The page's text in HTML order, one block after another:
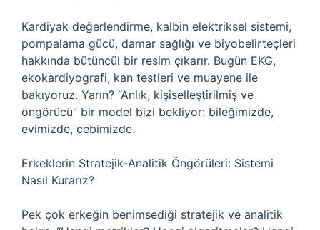
Kardiyak değerlendirme, kalbin elektriksel sistemi,
pompalama gücü, damar sağlığı ve biyobelirteçleri
hakkında bütüncül bir resim çıkarır. Bugün EKG,
ekokardiyografi, kan testleri ve muayene ile
bakıyoruz. Yarın? “Anlık, kişiselleştirilmiş ve
öngörücü” bir model bizi bekliyor: bileğimizde,
evimizde, cebimizde.
Erkeklerin Stratejik-Analitik Öngörüleri: Sistemi
Nasıl Kurarız?
Pek çok erkeğin benimsediği stratejik ve analitik